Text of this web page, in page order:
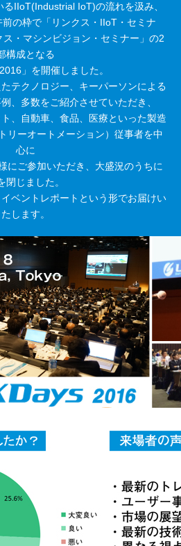
IIoT(Industrial IoT)の流れを汲み、
の枠で「リンクス・IIoT・セミナ
・マシンビジョン・セミナー」の2
構成となる
」を開催しました。
テクノロジー、キーパーソンによる
、多数をご紹介させていただき、
、自動車、食品、医療といった製造
リーオートメーション）従事者を中
心に
にご参加いただき、大盛況のうちに
閉じました。
ベントレポートという形でお届けい
たします。